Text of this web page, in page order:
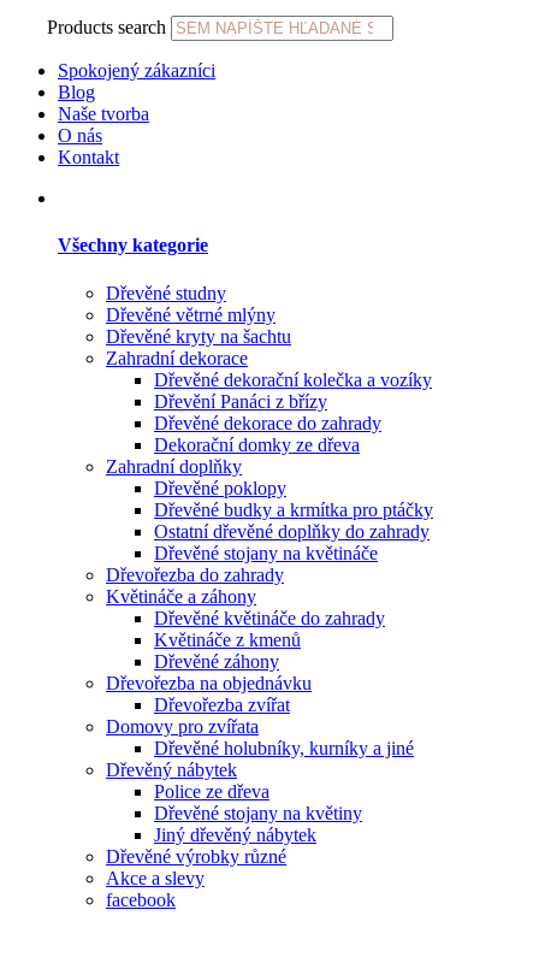
Products search
Spokojený zákazníci
Blog
Naše tvorba
O nás
Kontakt
Všechny kategorie
Dřevěné studny
Dřevěné větrné mlýny
Dřevěné kryty na šachtu
Zahradní dekorace
Dřevěné dekorační kolečka a vozíky
Dřevění Panáci z břízy
Dřevěné dekorace do zahrady
Dekorační domky ze dřeva
Zahradní doplňky
Dřevěné poklopy
Dřevěné budky a krmítka pro ptáčky
Ostatní dřevěné doplňky do zahrady
Dřevěné stojany na květináče
Dřevořezba do zahrady
Květináče a záhony
Dřevěné květináče do zahrady
Květináče z kmenů
Dřevěné záhony
Dřevořezba na objednávku
Dřevořezba zvířat
Domovy pro zvířata
Dřevěné holubníky, kurníky a jiné
Dřevěný nábytek
Police ze dřeva
Dřevěné stojany na květiny
Jiný dřevěný nábytek
Dřevěné výrobky různé
Akce a slevy
facebook